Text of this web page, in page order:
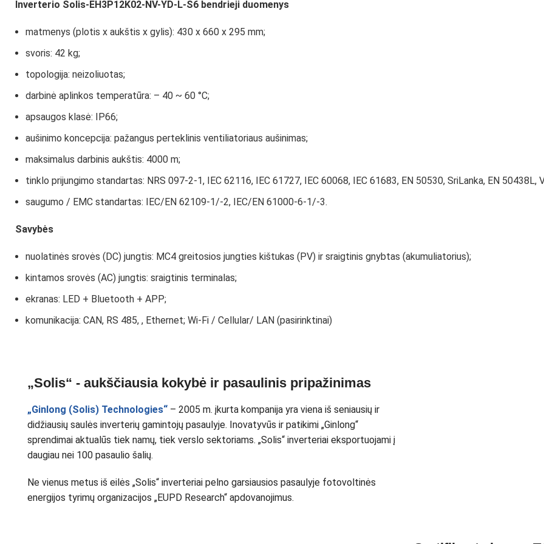
Inverterio Solis-EH3P12K02-NV-YD-L-S6 bendrieji duomenys
matmenys (plotis x aukštis x gylis): 430 x 660 x 295 mm;
svoris: 42 kg;
topologija: neizoliuotas;
darbinė aplinkos temperatūra: – 40 ~ 60 °C;
apsaugos klasė: IP66;
aušinimo koncepcija: pažangus perteklinis ventiliatoriaus aušinimas;
maksimalus darbinis aukštis: 4000 m;
tinklo prijungimo standartas: NRS 097-2-1, IEC 62116, IEC 61727, IEC 60068, IEC 61683, EN 50530, SriLanka, EN 50438L,
saugumo / EMC standartas: IEC/EN 62109-1/-2, IEC/EN 61000-6-1/-3.
Savybės
nuolatinės srovės (DC) jungtis: MC4 greitosios jungties kištukas (PV) ir sraigtinis gnybtas (akumuliatorius);
kintamos srovės (AC) jungtis: sraigtinis terminalas;
ekranas: LED + Bluetooth + APP;
komunikacija: CAN, RS 485, , Ethernet; Wi-Fi / Cellular/ LAN (pasirinktinai)
„Solis“ - aukščiausia kokybė ir pasaulinis pripažinimas
„Ginlong (Solis) Technologies“ – 2005 m. įkurta kompanija yra viena iš seniausių ir
didžiausių saulės inverterių gamintojų pasaulyje. Inovatyvūs ir patikimi „Ginlong“
sprendimai aktualūs tiek namų, tiek verslo sektoriams. „Solis“ inverteriai eksportuojami į
daugiau nei 100 pasaulio šalių.
Ne vienus metus iš eilės „Solis“ inverteriai pelno garsiausios pasaulyje fotovoltinės
energijos tyrimų organizacijos „EUPD Research“ apdovanojimus.